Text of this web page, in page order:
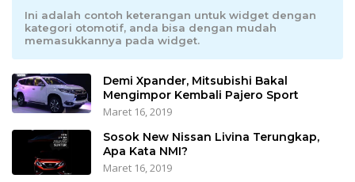
Ini adalah contoh keterangan untuk widget dengan
kategori otomotif, anda bisa dengan mudah
memasukkannya pada widget.
Demi Xpander, Mitsubishi Bakal
Mengimpor Kembali Pajero Sport
Maret 16, 2019
Sosok New Nissan Livina Terungkap,
Apa Kata NMI?
Maret 16, 2019